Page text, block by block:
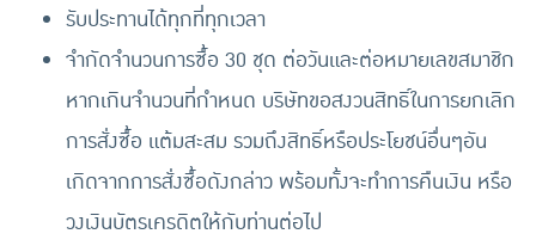
รับประทานได้ทุกที่ทุกเวลา
จำกัดจำนวนการซื้อ 30 ชุด ต่อวันและต่อหมายเลขสมาชิก
หากเกินจำนวนที่กำหนด บริษัทขอสงวนสิทธิ์ในการยกเลิก
การสั่งซื้อ แต้มสะสม รวมถึงสิทธิ์หรือประโยชน์อื่นๆอัน
เกิดจากการสั่งซื้อดังกล่าว พร้อมทั้งจะทำการคืนเงิน หรือ
วงเงินบัตรเครดิตให้กับท่านต่อไป